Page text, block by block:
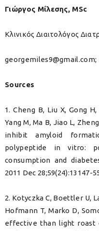
Γιώργος Μίλεσης, MSc
Κλινικός Διαιτολόγος
Sources
1. Cheng B, Liu X, Gong
Yang M, Ma B, Jiao L,
inhibit amyloid
polypeptide in vitro:
consumption and
2011 Dec 28;59(24):13147-
2. Kotyczka C, Boettler U,
Hofmann T, Marko D,
effective than light roast